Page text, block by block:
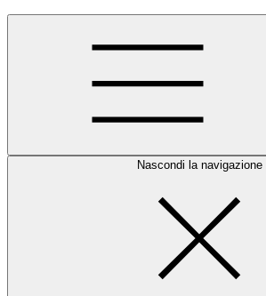
Nascondi la navigazione